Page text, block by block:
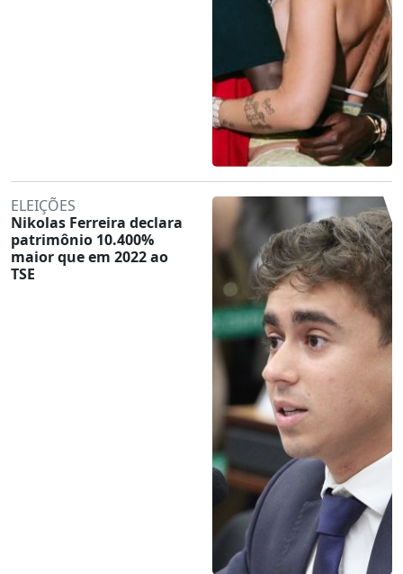
ELEIÇÕES
Nikolas Ferreira declara
patrimônio 10.400%
maior que em 2022 ao
TSE